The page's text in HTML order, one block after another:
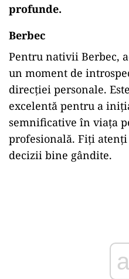
profunde.
Berbec
Pentru nativii Berbec,
un moment de
direcției personale.
excelentă pentru a
semnificative în viața
profesională. Fiți
decizii bine gândite.​